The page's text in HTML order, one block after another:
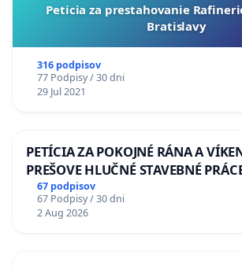
Peticia za prestahovanie
Bratislavy
316 podpisov
77 Podpisy / 30 dni
29 Jul 2021
PETÍCIA ZA POKOJNÉ RÁNA A
PREŠOVE HLUČNÉ STAVEBNÉ
LEN OD 9.00 DO 13.00 HOD., CEZ
TÝŽDEŇ CIEĽ 8.00 – 18.00 HOD. A
KONTROLA STAVBY C-AREA NA
67 podpisov
67 Podpisy / 30 dni
2 Aug 2026